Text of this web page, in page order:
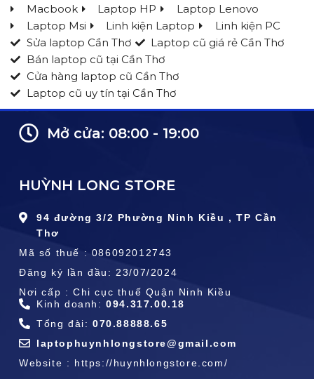
Macbook
Laptop HP
Laptop Lenovo
Laptop Msi
Linh kiện Laptop
Linh kiện PC
Sửa laptop Cần Thơ
Laptop cũ giá rẻ Cần Thơ
Bán laptop cũ tại Cần Thơ
Cửa hàng laptop cũ Cần Thơ
Laptop cũ uy tín tại Cần Thơ
Mở cửa: 08:00 - 19:00
HUỲNH LONG STORE
94 đường 3/2 Phường Ninh Kiều , TP Cần
Thơ
Mã số thuế : 086092012743
Đăng ký lần đầu: 23/07/2024
Nơi cấp : Chi cục thuế Quận Ninh Kiều
Kinh doanh:094.317.00.18
Tổng đài: 070.88888.65
laptophuynhlongstore@gmail.com
Website : https://huynhlongstore.com/